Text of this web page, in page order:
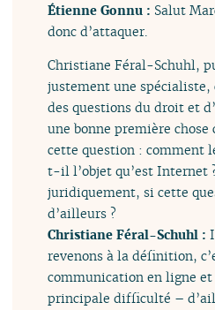
Étienne Gonnu : Salut
donc d’attaquer.
Christiane Féral-Schuhl,
justement une
des questions du droit et
une bonne première chose
cette question : comment
t-il l’objet qu’est Internet
juridiquement, si cette
d’ailleurs ?
Christiane Féral-Schuhl :
revenons à la définition,
communication en ligne et
principale difficulté –